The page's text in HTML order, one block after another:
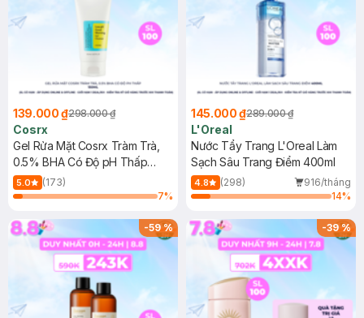
139.000 ₫298.000 ₫
Cosrx
Gel Rửa Mặt Cosrx Tràm Trà,
0.5% BHA Có Độ pH Thấp
150ml
5.0
(173)
7%
145.000 ₫289.000 ₫
L'Oreal
Nước Tẩy Trang L'Oreal Làm
Sạch Sâu Trang Điểm 400ml
4.8 (298)
916/tháng
14%
-59% -39%